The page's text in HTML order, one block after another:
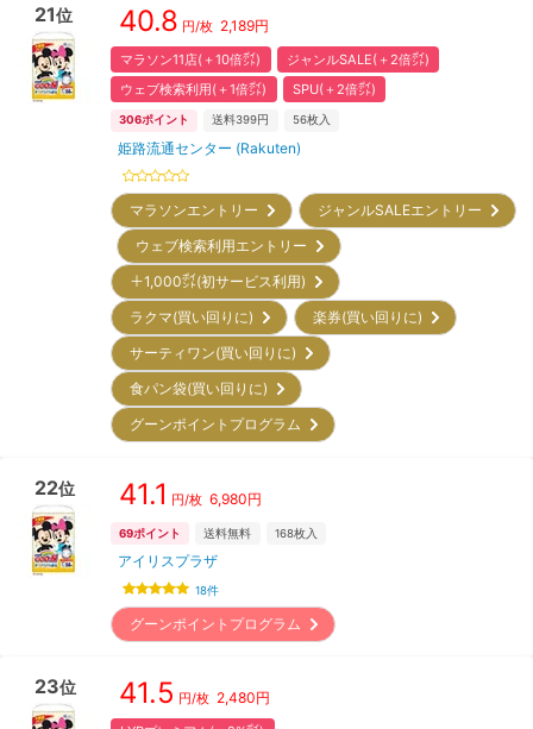
21位 40.8 円/枚 2,189円
マラソン11店(＋10倍㌽)
ジャンルSALE(＋2倍㌽)
ウェブ検索利用(＋1倍㌽)
SPU(＋2倍㌽)
306ポイント 送料399円 56枚入
姫路流通センター (Rakuten)
マラソンエントリー
ジャンルSALEエントリー
ウェブ検索利用エントリー
＋1,000㌽(初サービス利用)
ラクマ(買い回りに)
楽券(買い回りに)
サーティワン(買い回りに)
食パン袋(買い回りに)
グーンポイントプログラム
22位 41.1 円/枚 6,980円
69ポイント 送料無料 168枚入
アイリスプラザ
18件
グーンポイントプログラム
23位 41.5 円/枚 2,480円